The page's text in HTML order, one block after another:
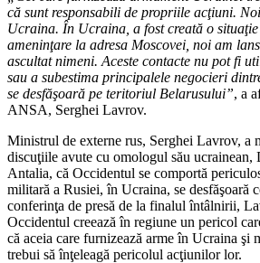
că sunt responsabili de propriile acţiuni.
Ucraina. În Ucraina, a fost creată o
ameninţare la adresa Moscovei, noi am
ascultat nimeni. Aceste contacte nu pot fi
sau a subestima principalele negocieri
se desfăşoară pe teritoriul Belarusului”, a
ANSA, Serghei Lavrov.
Ministrul de externe rus, Serghei Lavrov, a
discuţiile avute cu omologul său
Antalia, că Occidentul se comportă
militară a Rusiei, în Ucraina, se desfăşoară
conferinţa de presă de la finalul întâlnirii,
Occidentul creează în regiune un pericol
că aceia care furnizează arme în Ucraina şi
trebui să înţeleagă pericolul acţiunilor lor.